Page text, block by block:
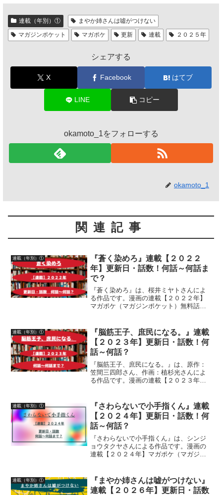
連載（年別）①
まやか姉さんは噓がつけない
マガジンポケット
マガポケ 更新 連載 ２０２５年
シェアする
X Facebook はてブ
LINE コピー
okamoto_1をフォローする
okamoto_1
関連記事
連載（年別）①
『蒼く染めろ』連載【２０２２
年】更新日・話数！何話～何話ま
で？
『蒼く染めろ』は、桜井ミヤトさんによ
る作品です。漫画の連載【２０２２年】
マガポケ（マガジンポケット）無料話更
連載（年別）①
『脳筋王子、庶民になる。』連載
【２０２３年】更新日・話数！何
話～何話？
『脳筋王子、庶民になる。』は、原作：
笠間三四郎さん、作画：植杉光さんによ
る作品です。漫画の連載【２０２３年】
す
連載（年別）①
『さわらないで小手指くん』連載
【２０２４年】更新日・話数！何
話～何話？
『さわらないで小手指くん』は、シンジ
ョウタクヤさんによる作品です。漫画の
連載【２０２４年】マガポケ（マガジン
連載（年別）①
『まやか姉さんは嘘がつけない』
連載【２０２６年】更新日・話数